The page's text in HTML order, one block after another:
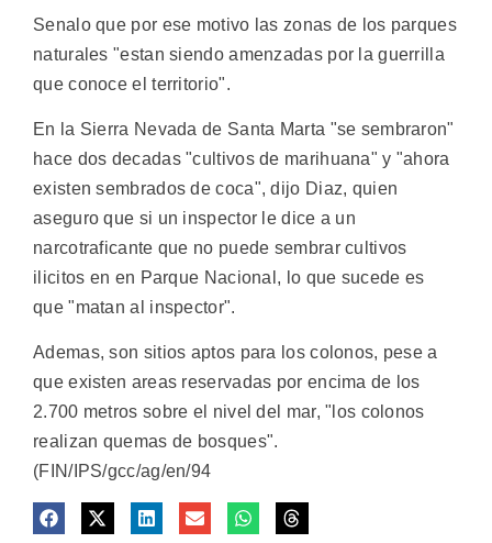
Senalo que por ese motivo las zonas de los parques
naturales "estan siendo amenzadas por la guerrilla
que conoce el territorio".
En la Sierra Nevada de Santa Marta "se sembraron"
hace dos decadas "cultivos de marihuana" y "ahora
existen sembrados de coca", dijo Diaz, quien
aseguro que si un inspector le dice a un
narcotraficante que no puede sembrar cultivos
ilicitos en en Parque Nacional, lo que sucede es
que "matan al inspector".
Ademas, son sitios aptos para los colonos, pese a
que existen areas reservadas por encima de los
2.700 metros sobre el nivel del mar, "los colonos
realizan quemas de bosques".
(FIN/IPS/gcc/ag/en/94